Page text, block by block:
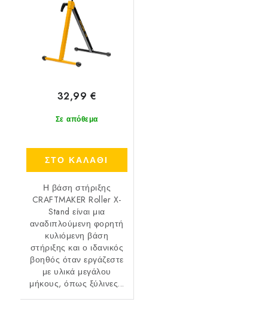
Σε απόθεμα
32,99 €
ΣΤΟ ΚΑΛΑΘΙ
Η βάση στήριξης
CRAFTMAKER Roller X-
Stand είναι μια
αναδιπλούμενη φορητή
κυλιόμενη βάση
στήριξης και ο ιδανικός
βοηθός όταν εργάζεστε
με υλικά μεγάλου
μήκους, όπως ξύλινες...